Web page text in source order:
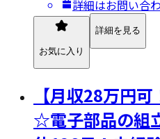
詳細はお問い合
お気に入り
詳細を見る
【月収28万円
☆電子部品の組